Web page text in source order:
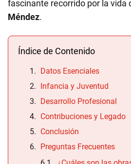
fascinante recorrido por la vida
Méndez.
Índice de Contenido
Datos Esenciales
Infancia y Juventud
Desarrollo Profesional
Contribuciones y Legado
Conclusión
Preguntas Frecuentes